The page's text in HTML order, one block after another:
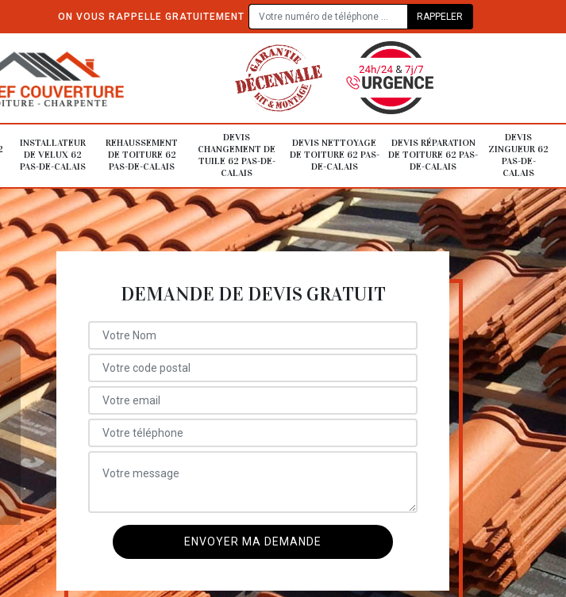
ON VOUS RAPPELLE GRATUITEMENT
INSTALLATEUR
DE VELUX 62
PAS-DE-CALAIS
REHAUSSEMENT
DE TOITURE 62
PAS-DE-CALAIS
DEVIS
CHANGEMENT DE
TUILE 62 PAS-DE-
CALAIS
DEVIS NETTOYAGE
DE TOITURE 62 PAS-
DE-CALAIS
DEVIS RÉPARATION
DE TOITURE 62 PAS-
DE-CALAIS
DEVIS
ZINGUEUR 62
PAS-DE-
CALAIS
DEMANDE DE DEVIS GRATUIT